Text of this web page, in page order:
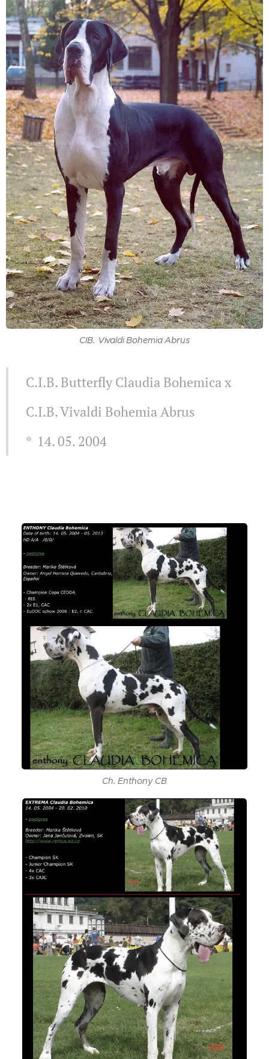
CIB. Vivaldi Bohemia Abrus
C.I.B. Butterfly Claudia Bohemica x
C.I.B. Vivaldi Bohemia Abrus
* 14. 05. 2004
Ch. Enthony CB